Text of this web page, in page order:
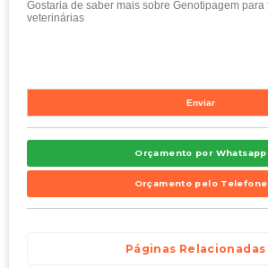
Orçamento por Whatsapp
Orçamento pelo Telefone
Páginas Relacionadas